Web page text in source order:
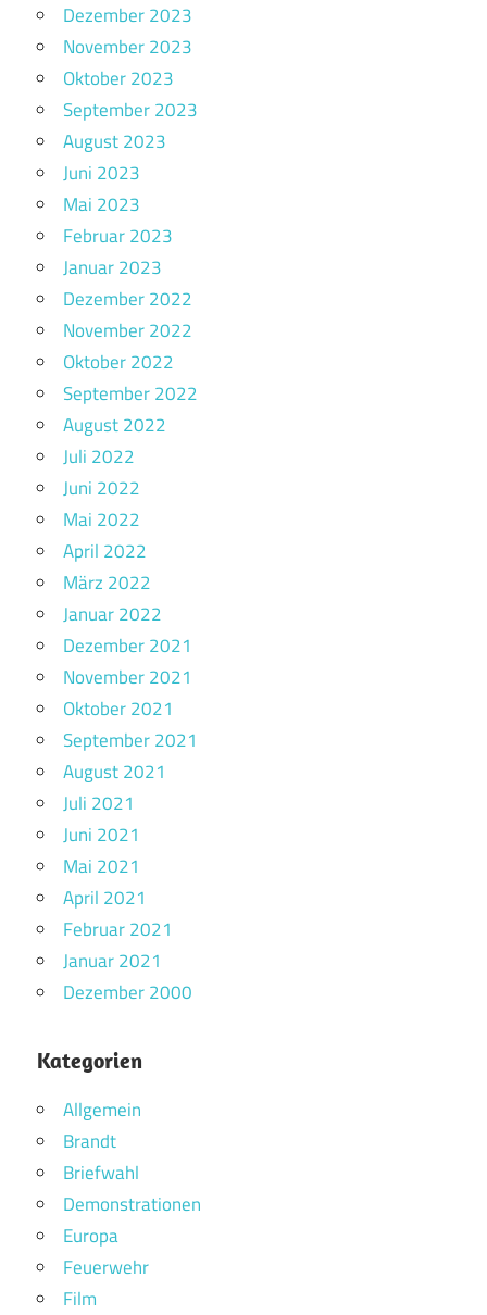
Dezember 2023
November 2023
Oktober 2023
September 2023
August 2023
Juni 2023
Mai 2023
Februar 2023
Januar 2023
Dezember 2022
November 2022
Oktober 2022
September 2022
August 2022
Juli 2022
Juni 2022
Mai 2022
April 2022
März 2022
Januar 2022
Dezember 2021
November 2021
Oktober 2021
September 2021
August 2021
Juli 2021
Juni 2021
Mai 2021
April 2021
Februar 2021
Januar 2021
Dezember 2000
Kategorien
Allgemein
Brandt
Briefwahl
Demonstrationen
Europa
Feuerwehr
Film